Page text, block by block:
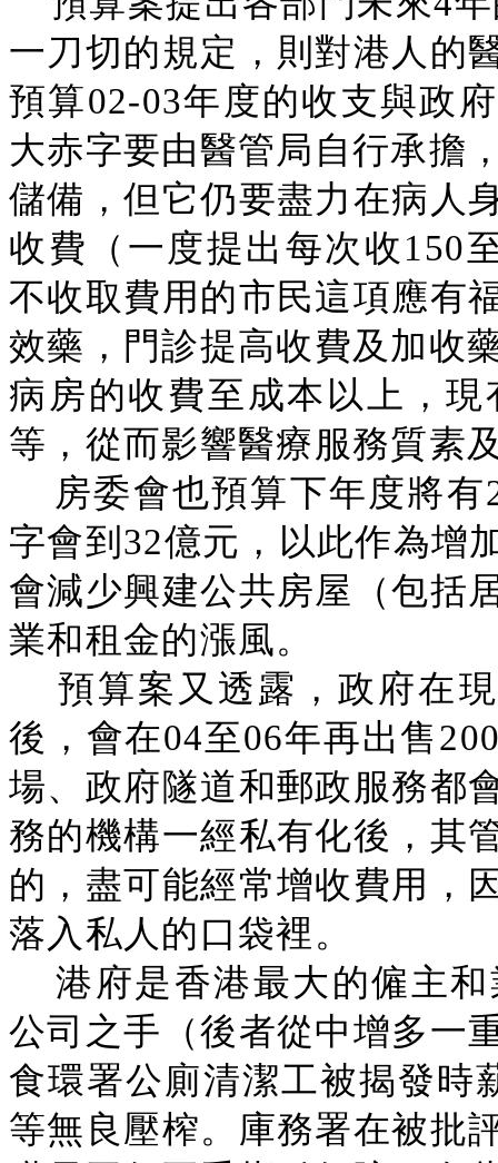
一刀切的規定，則對港人的
預算02-03年度的收支與政
大赤字要由醫管局自行承擔
儲備，但它仍要盡力在病人
收費（一度提出每次收150
不收取費用的市民這項應有
效藥，門診提高收費及加收
病房的收費至成本以上，
等，從而影響醫療服務質素
房委會也預算下年度將
字會到32億元，以此作為增
會減少興建公共房屋（包括
業和租金的漲風。
預算案又透露，政府在
後，會在04至06年再出售
場、政府隧道和郵政服務都
務的機構一經私有化後，其
的，盡可能經常增收費用，
落入私人的口袋裡。
港府是香港最大的僱主
公司之手（後者從中增多一
食環署公廁清潔工被揭發時
等無良壓榨。庫務署在被批